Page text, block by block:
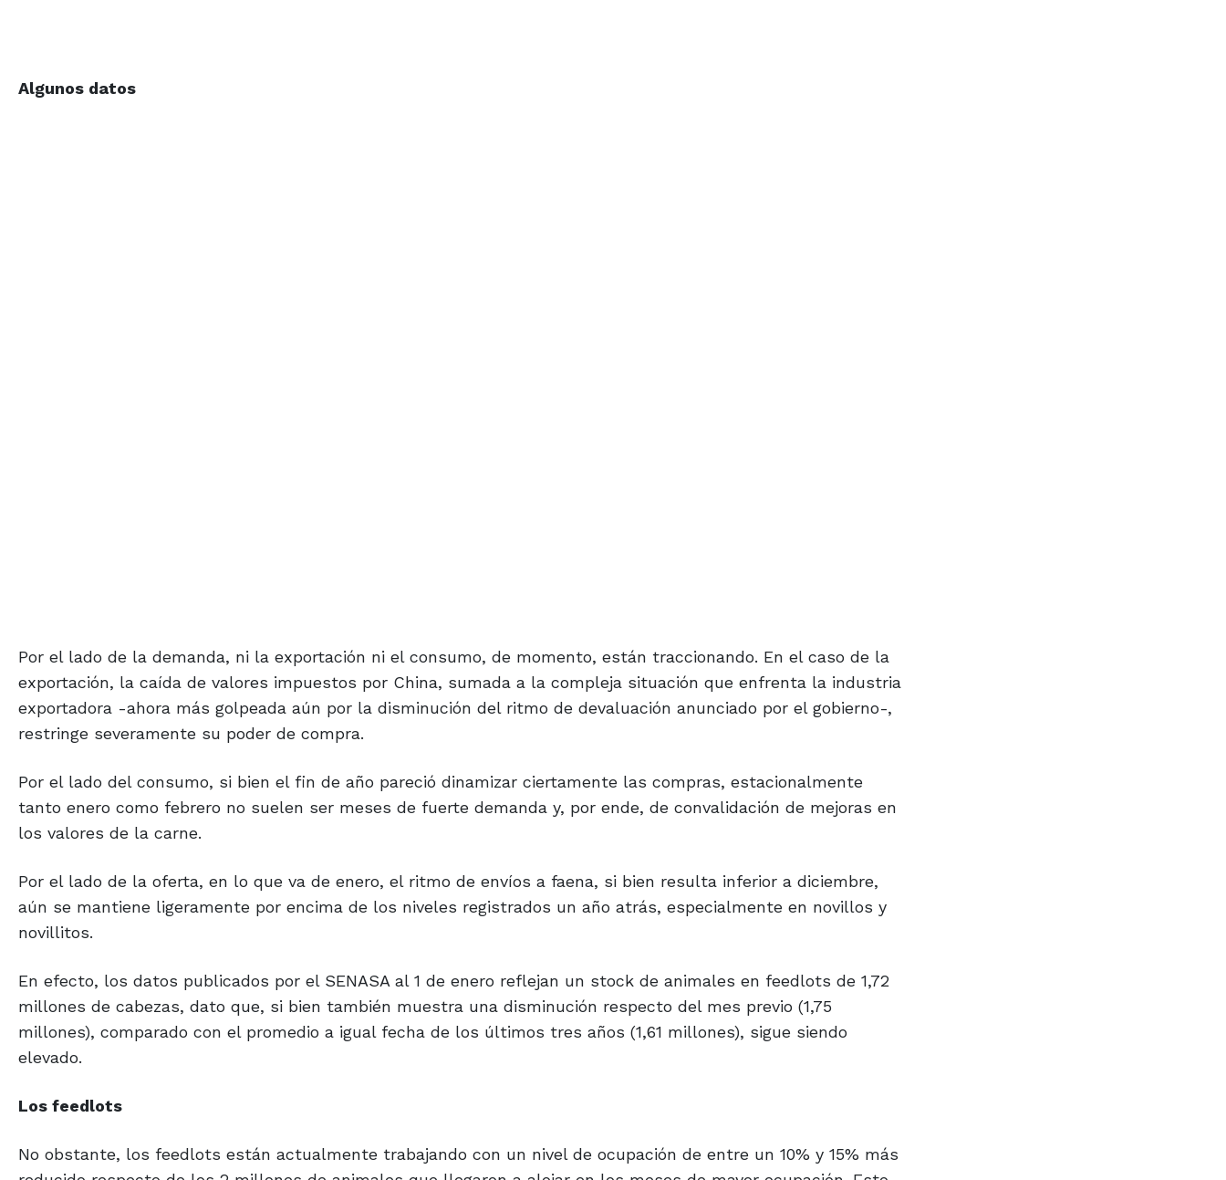
Algunos datos
Por el lado de la demanda, ni la exportación ni el consumo, de momento, están traccionando. En el caso de la
exportación, la caída de valores impuestos por China, sumada a la compleja situación que enfrenta la industria
exportadora -ahora más golpeada aún por la disminución del ritmo de devaluación anunciado por el gobierno-,
restringe severamente su poder de compra.
Por el lado del consumo, si bien el fin de año pareció dinamizar ciertamente las compras, estacionalmente
tanto enero como febrero no suelen ser meses de fuerte demanda y, por ende, de convalidación de mejoras en
los valores de la carne.
Por el lado de la oferta, en lo que va de enero, el ritmo de envíos a faena, si bien resulta inferior a diciembre,
aún se mantiene ligeramente por encima de los niveles registrados un año atrás, especialmente en novillos y
novillitos.
En efecto, los datos publicados por el SENASA al 1 de enero reflejan un stock de animales en feedlots de 1,72
millones de cabezas, dato que, si bien también muestra una disminución respecto del mes previo (1,75
millones), comparado con el promedio a igual fecha de los últimos tres años (1,61 millones), sigue siendo
elevado.
Los feedlots
No obstante, los feedlots están actualmente trabajando con un nivel de ocupación de entre un 10% y 15% más